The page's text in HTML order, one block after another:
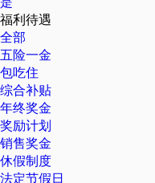
福利待遇
全部
五险一金
包吃住
综合补贴
年终奖金
奖励计划
销售奖金
休假制度
法定节假日